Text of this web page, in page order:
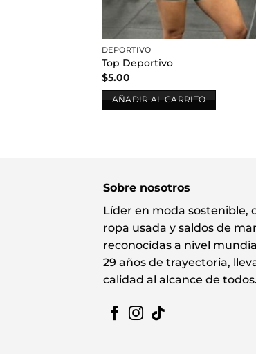
DEPORTIVO
Top Deportivo
$5.00
AÑADIR AL CARRITO
Sobre nosotros
Líder en moda sostenible,
ropa usada y saldos de
reconocidas a nivel
29 años de trayectoria,
calidad al alcance de todos.